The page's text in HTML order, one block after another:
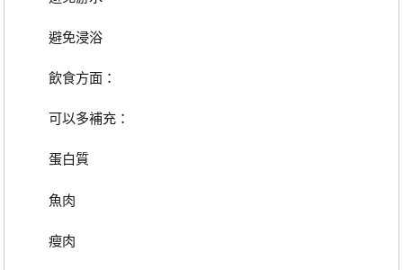
避免浸浴
飲食方面：
可以多補充：
蛋白質
魚肉
瘦肉